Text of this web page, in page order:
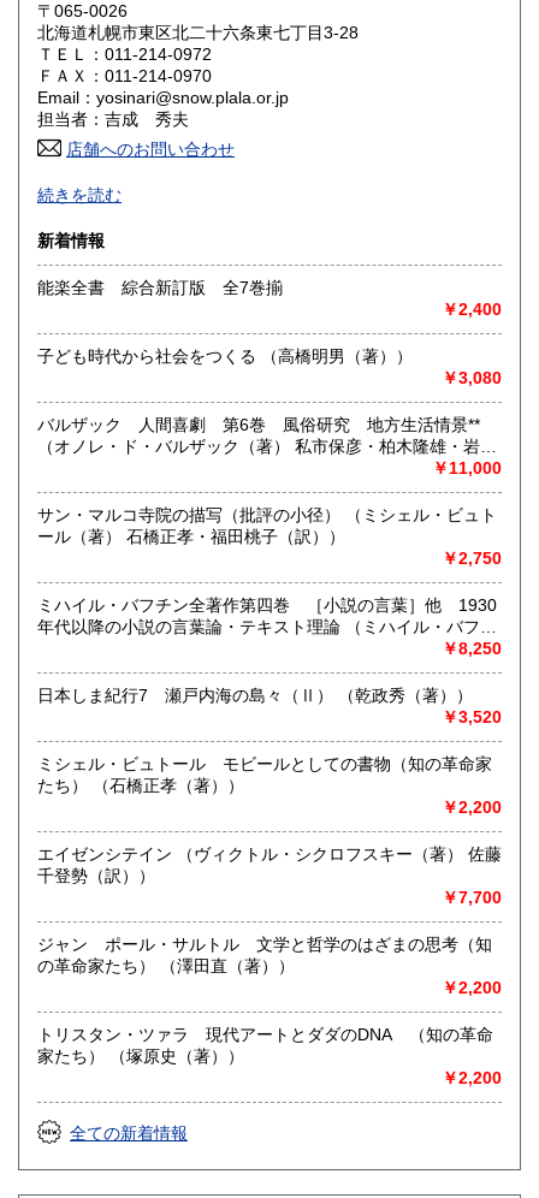
奈良県 3,330円 和歌山県
鳥取県 3,330円
岡山県 3,330円
山口県
香川県
高知県 3,330円
佐賀県 長崎県
宮崎県 3,330円 鹿児島県 3,330円
沖縄県 3,380円
〒065-0026
北海道札幌市東区北二十六条東七丁目3-28
ＴＥＬ：011-214-0972
ＦＡＸ：011-214-0970
Email：yosinari@snow.plala.or.jp
担当者：吉成 秀夫
店舗へのお問い合わせ
札幌の古本屋です。北海道の郷土誌、アイヌ民族関係書、思
想哲学、詩歌などの人文書を中心に、学術専門書を主に取り
札幌市内にて店舗営業しております。店頭にて書籍の状態な
ど確認いただけます。倉庫保管の場合がございますので事前
古書の買い取りに力を入れております。ぜひご連絡下さい。
最寄駅：北24条駅と元町駅の間。
営業時間：12:00～17:00
定休日：日曜定休
書籍の買取について
北海道本・思想哲学・人文書を中心に専門書を積極的に買取
をしております。店頭での買取のほか、札幌市内は出張買取
軽にメールyosinari@snow.plala.or.jpか、電話011-214-0972
へご連絡下さい。
取り扱い分野
哲学宗教、歴史、社会科学、自然科学、美術工芸、国語国
文、趣味
続きを読む
新着情報
能楽全書 綜合新訂版 全7巻揃
￥2,400
子ども時代から社会をつくる （高橋明男（著））
￥3,080
バルザック 人間喜劇 第6巻 風俗研究 地方生活情景**
（オノレ・ド・バルザック（著） 私市保彦・柏木隆雄・岩村
￥11,000
サン・マルコ寺院の描写（批評の小径） （ミシェル・ビュト
ール（著） 石橋正孝・福田桃子（訳））
￥2,750
ミハイル・バフチン全著作第四巻 ［小説の言葉］他 1930
年代以降の小説の言葉論・テキスト理論 （ミハイル・バフチ
ン（著） 新谷敬三郎・伊東一郎・国松夏紀・佐々木寛
（訳））
￥8,250
日本しま紀行7 瀬戸内海の島々（Ⅱ） （乾政秀（著））
￥3,520
ミシェル・ビュトール モビールとしての書物（知の革命家
たち） （石橋正孝（著））
￥2,200
エイゼンシテイン （ヴィクトル・シクロフスキー（著） 佐藤
千登勢（訳））
￥7,700
ジャン゠ポール・サルトル 文学と哲学のはざまの思考（知
の革命家たち） （澤田直（著））
￥2,200
トリスタン・ツァラ 現代アートとダダのDNA （知の革命
家たち） （塚原史（著））
￥2,200
全ての新着情報